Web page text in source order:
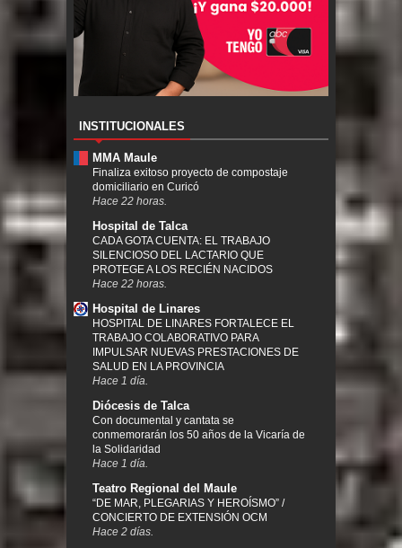
INSTITUCIONALES
MMA Maule
Finaliza exitoso proyecto de compostaje
domiciliario en Curicó
Hace 22 horas.
Hospital de Talca
CADA GOTA CUENTA: EL TRABAJO
SILENCIOSO DEL LACTARIO QUE
PROTEGE A LOS RECIÉN NACIDOS
Hace 22 horas.
Hospital de Linares
HOSPITAL DE LINARES FORTALECE EL
TRABAJO COLABORATIVO PARA
IMPULSAR NUEVAS PRESTACIONES DE
SALUD EN LA PROVINCIA
Hace 1 día.
Diócesis de Talca
Con documental y cantata se
conmemorarán los 50 años de la Vicaría de
la Solidaridad
Hace 1 día.
Teatro Regional del Maule
“DE MAR, PLEGARIAS Y HEROÍSMO” /
CONCIERTO DE EXTENSIÓN OCM
Hace 2 días.